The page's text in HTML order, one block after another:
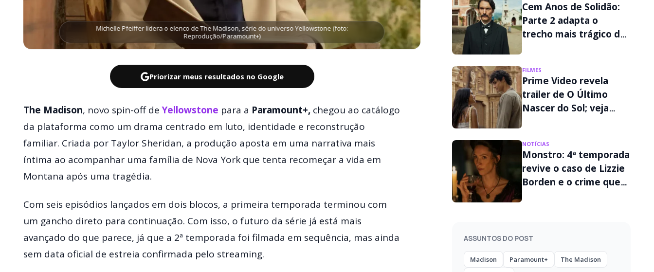
Michelle Pfeiffer lidera o elenco de The Madison, série do universo Yellowstone (foto:
Reprodução/Paramount+)
Priorizar meus resultados no Google
The Madison, novo spin-off deYellowstone para a Paramount+, chegou ao catálogo
da plataforma como um drama centrado em luto, identidade e reconstrução
familiar. Criada por Taylor Sheridan, a produção aposta em uma narrativa mais
íntima ao acompanhar uma família de Nova York que tenta recomeçar a vida em
Montana após uma tragédia.
Com seis episódios lançados em dois blocos, a primeira temporada terminou com
um gancho direto para continuação. Com isso, o futuro da série já está mais
avançado do que parece, já que a 2ª temporada foi filmada em sequência, mas ainda
sem data oficial de estreia confirmada pelo streaming.
Cem Anos de Solidão:
Parte 2 adapta o
trecho mais trágico do
FILMES
Prime Video revela
trailer de O Último
Nascer do Sol; veja
NOTÍCIAS
Monstro: 4ª temporada
revive o caso de Lizzie
Borden e o crime que
ASSUNTOS DO POST
Madison Paramount+
The Madison